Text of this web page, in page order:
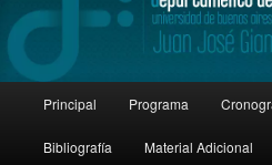
Skip
to
Principal Programa
Bibliografía Material Adicional